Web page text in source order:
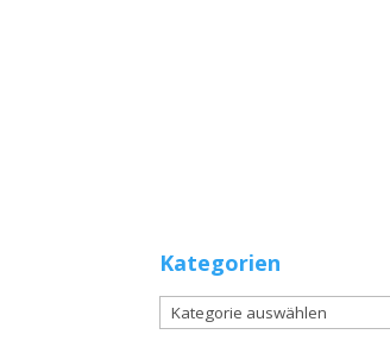
Kategorien
Kategorien